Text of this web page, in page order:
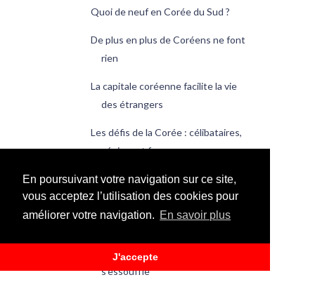
En poursuivant votre navigation sur ce site,
vous acceptez l’utilisation des cookies pour
améliorer votre navigation. En savoir plus
J'accepte
Quoi de neuf en Corée du Sud ?
De plus en plus de Coréens ne font
rien
La capitale coréenne facilite la vie
des étrangers
Les défis de la Corée : célibataires,
séniors et f...
Le « Made in Korea » plaît au reste
du monde
Quoi de neuf en Corée du Sud ?
Le rebond économique coréen
s’essouffle